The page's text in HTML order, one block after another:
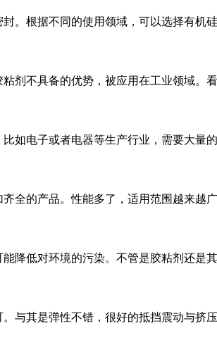
。根据不同的使用领域，可以选择有机
剂不具备的优势，被应用在工业领域。
如电子或者电器等生产行业，需要大量
全的产品。性能多了，适用范围越来越
降低对环境的污染。不管是胶粘剂还是
与其是弹性不错，很好的抵挡震动与挤